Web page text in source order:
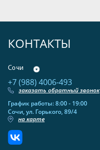
КОНТАКТЫ
Сочи
+7 (988) 4006-493
заказать обратный звонок
График работы: 8:00 - 19:00
Сочи, ул. Горького, 89/4
на карте